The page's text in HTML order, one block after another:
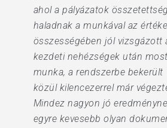
ahol a pályázatok
haladnak a munkával az
összességében jól vizsgázott
kezdeti nehézségek után
munka, a rendszerbe bekerült
közül kilencezerrel már
Mindez nagyon jó
egyre kevesebb olyan